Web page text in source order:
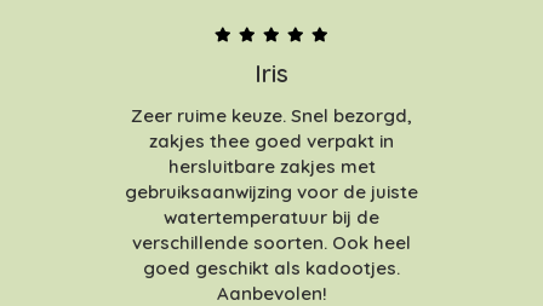
Iris
Zeer ruime keuze. Snel bezorgd,
zakjes thee goed verpakt in
hersluitbare zakjes met
gebruiksaanwijzing voor de juiste
watertemperatuur bij de
verschillende soorten. Ook heel
goed geschikt als kadootjes.
Aanbevolen!